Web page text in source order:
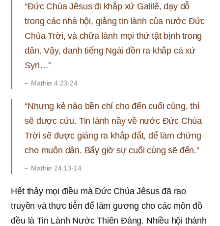
“Đức Chúa Jêsus đi khắp xứ Galilê, dạy dỗ
trong các nhà hội, giảng tin lành của nước Đức
Chúa Trời, và chữa lành mọi thứ tật bịnh trong
dân. Vậy, danh tiếng Ngài đồn ra khắp cả xứ
Syri…”
Mathiơ 4:23-24
“Nhưng kẻ nào bền chí cho đến cuối cùng, thì
sẽ được cứu. Tin lành nầy về nước Đức Chúa
Trời sẽ được giảng ra khắp đất, để làm chứng
cho muôn dân. Bấy giờ sự cuối cùng sẽ đến.”
Mathiơ 24:13-14
Hết thảy mọi điều mà Đức Chúa Jêsus đã rao
truyền và thực tiễn để làm gương cho các môn đồ
đều là Tin Lành Nước Thiên Đàng. Nhiều hội thánh